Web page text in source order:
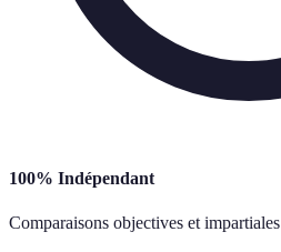
100% Indépendant
Comparaisons objectives et impartiales